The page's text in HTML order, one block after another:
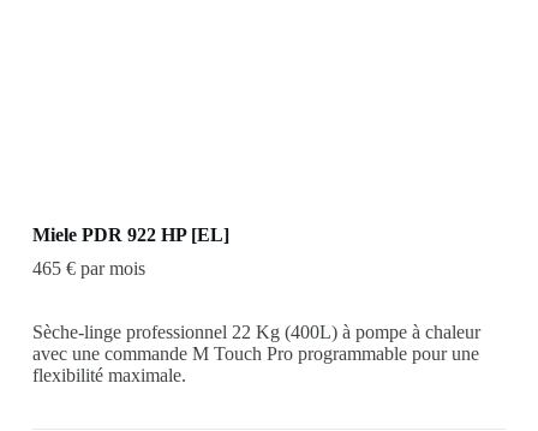
Miele PDR 922 HP [EL]
465 € par mois
Sèche-linge professionnel 22 Kg (400L) à pompe à chaleur
avec une commande M Touch Pro programmable pour une
flexibilité maximale.